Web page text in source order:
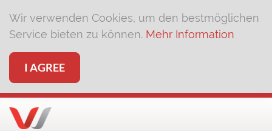
Wir verwenden Cookies, um den bestmöglichen
Service bieten zu können. Mehr Information
I AGREE